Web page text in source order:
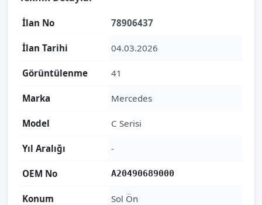
İlan No 78906437
İlan Tarihi 04.03.2026
Görüntülenme 41
Marka Mercedes
Model C Serisi
Yıl Aralığı -
OEM No A20490689000
Konum Sol Ön